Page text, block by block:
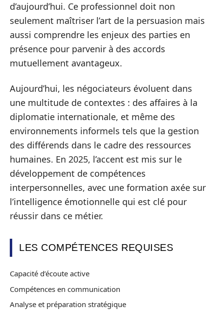
d’aujourd’hui. Ce professionnel doit non
seulement maîtriser l’art de la persuasion mais
aussi comprendre les enjeux des parties en
présence pour parvenir à des accords
mutuellement avantageux.
Aujourd’hui, les négociateurs évoluent dans
une multitude de contextes : des affaires à la
diplomatie internationale, et même des
environnements informels tels que la gestion
des différends dans le cadre des ressources
humaines. En 2025, l’accent est mis sur le
développement de compétences
interpersonnelles, avec une formation axée sur
l’intelligence émotionnelle qui est clé pour
réussir dans ce métier.
LES COMPÉTENCES REQUISES
Capacité d’écoute active
Compétences en communication
Analyse et préparation stratégique